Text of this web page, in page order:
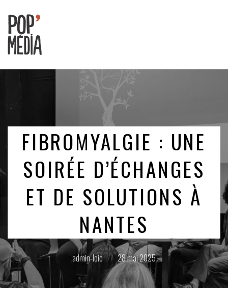
nos
oreilles
FIBROMYALGIE : UNE
SOIRÉE D’ÉCHANGES
ET DE SOLUTIONS À
NANTES
Posted
admin-loic
Posted
on
28 mai 2025